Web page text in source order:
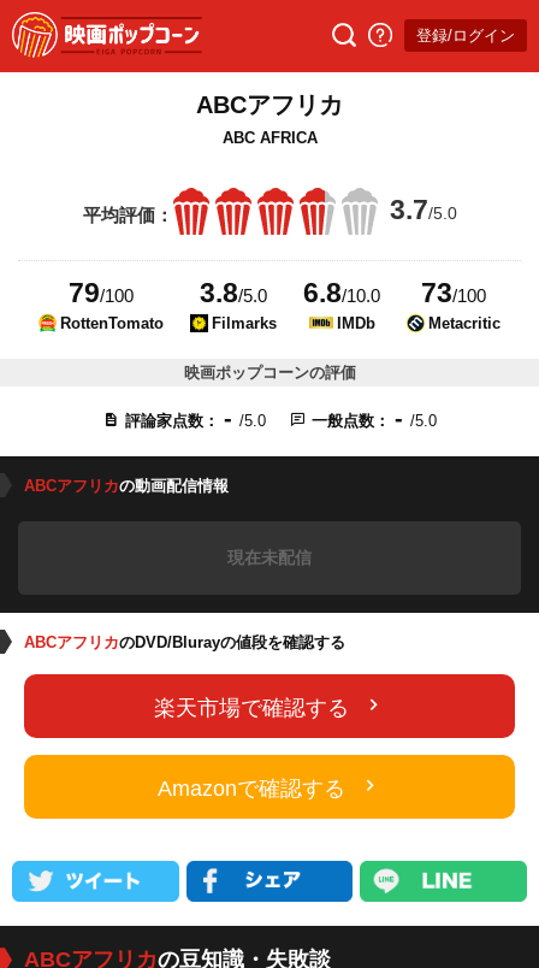
登録/ログイン
ABCアフリカ
ABC AFRICA
平均評価： 3.7/5.0
79/100
RottenTomato
3.8/5.0
Filmarks
6.8/10.0
IMDb
73/100
Metacritic
映画ポップコーンの評価
評論家点数： - /5.0 一般点数： - /5.0
ABCアフリカの動画配信情報
現在未配信
ABCアフリカのDVD/Blurayの値段を確認する
楽天市場で確認する
Amazonで確認する
ABCアフリカの豆知識・失敗談